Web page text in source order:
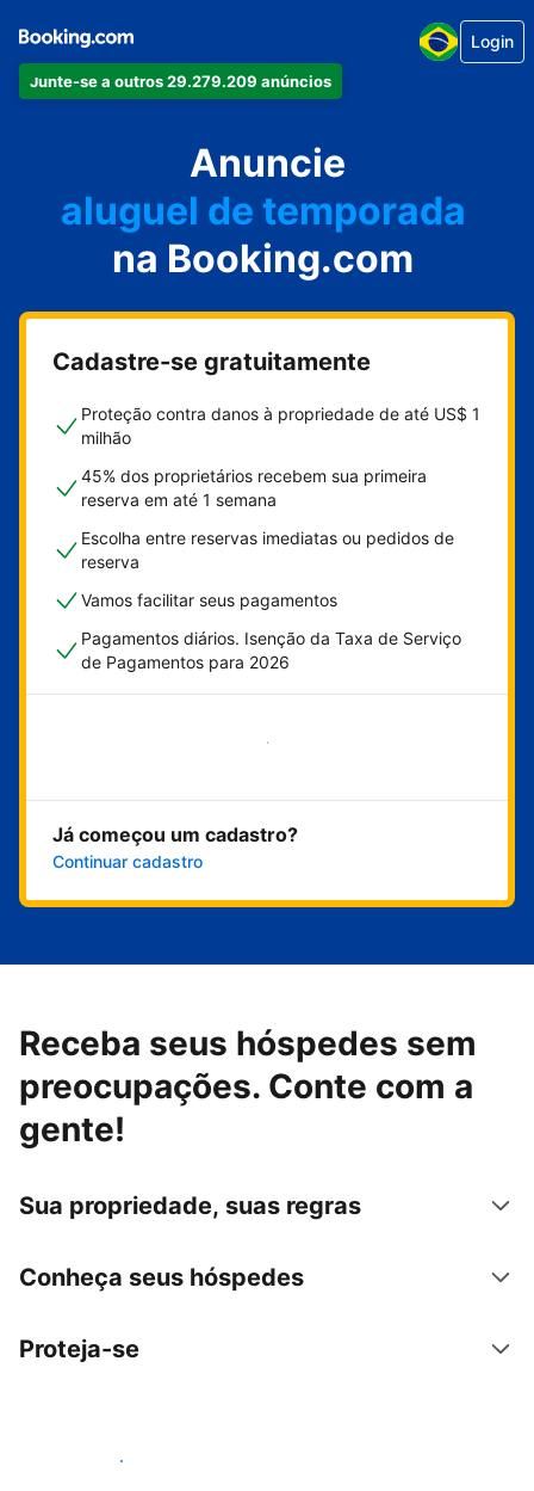
Junte-se a outros 29.279.209 anúncios
Login
Anuncie
seu apartamento
seu hotel
aluguel de temporada
sua pousada
sua casa
na Booking.com
Cadastre-se gratuitamente
Proteção contra danos à propriedade de até US$ 1
milhão
45% dos proprietários recebem sua primeira
reserva em até 1 semana
Escolha entre reservas imediatas ou pedidos de
reserva
Vamos facilitar seus pagamentos
Pagamentos diários. Isenção da Taxa de Serviço
de Pagamentos para 2026
Comece agora
Já começou um cadastro?
Continuar cadastro
Receba seus hóspedes sem
preocupações. Conte com a
gente!
Sua propriedade, suas regras
Conheça seus hóspedes
Proteja-se
Anunciar conosco